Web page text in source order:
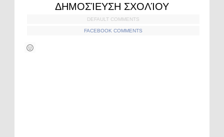
ΔΗΜΟΣΊΕΥΣΗ ΣΧΟΛΊΟΥ
DEFAULT COMMENTS
FACEBOOK COMMENTS